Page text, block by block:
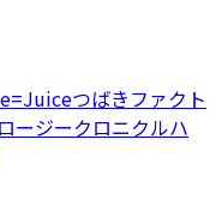
つばきファクト
ロージークロニクルハ